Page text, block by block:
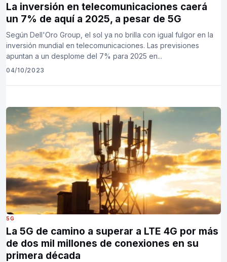
La inversión en telecomunicaciones caerá
un 7% de aquí a 2025, a pesar de 5G
Según Dell'Oro Group, el sol ya no brilla con igual fulgor en la
inversión mundial en telecomunicaciones. Las previsiones
apuntan a un desplome del 7% para 2025 en...
04/10/2023
5G
La 5G de camino a superar a LTE 4G por más
de dos mil millones de conexiones en su
primera década